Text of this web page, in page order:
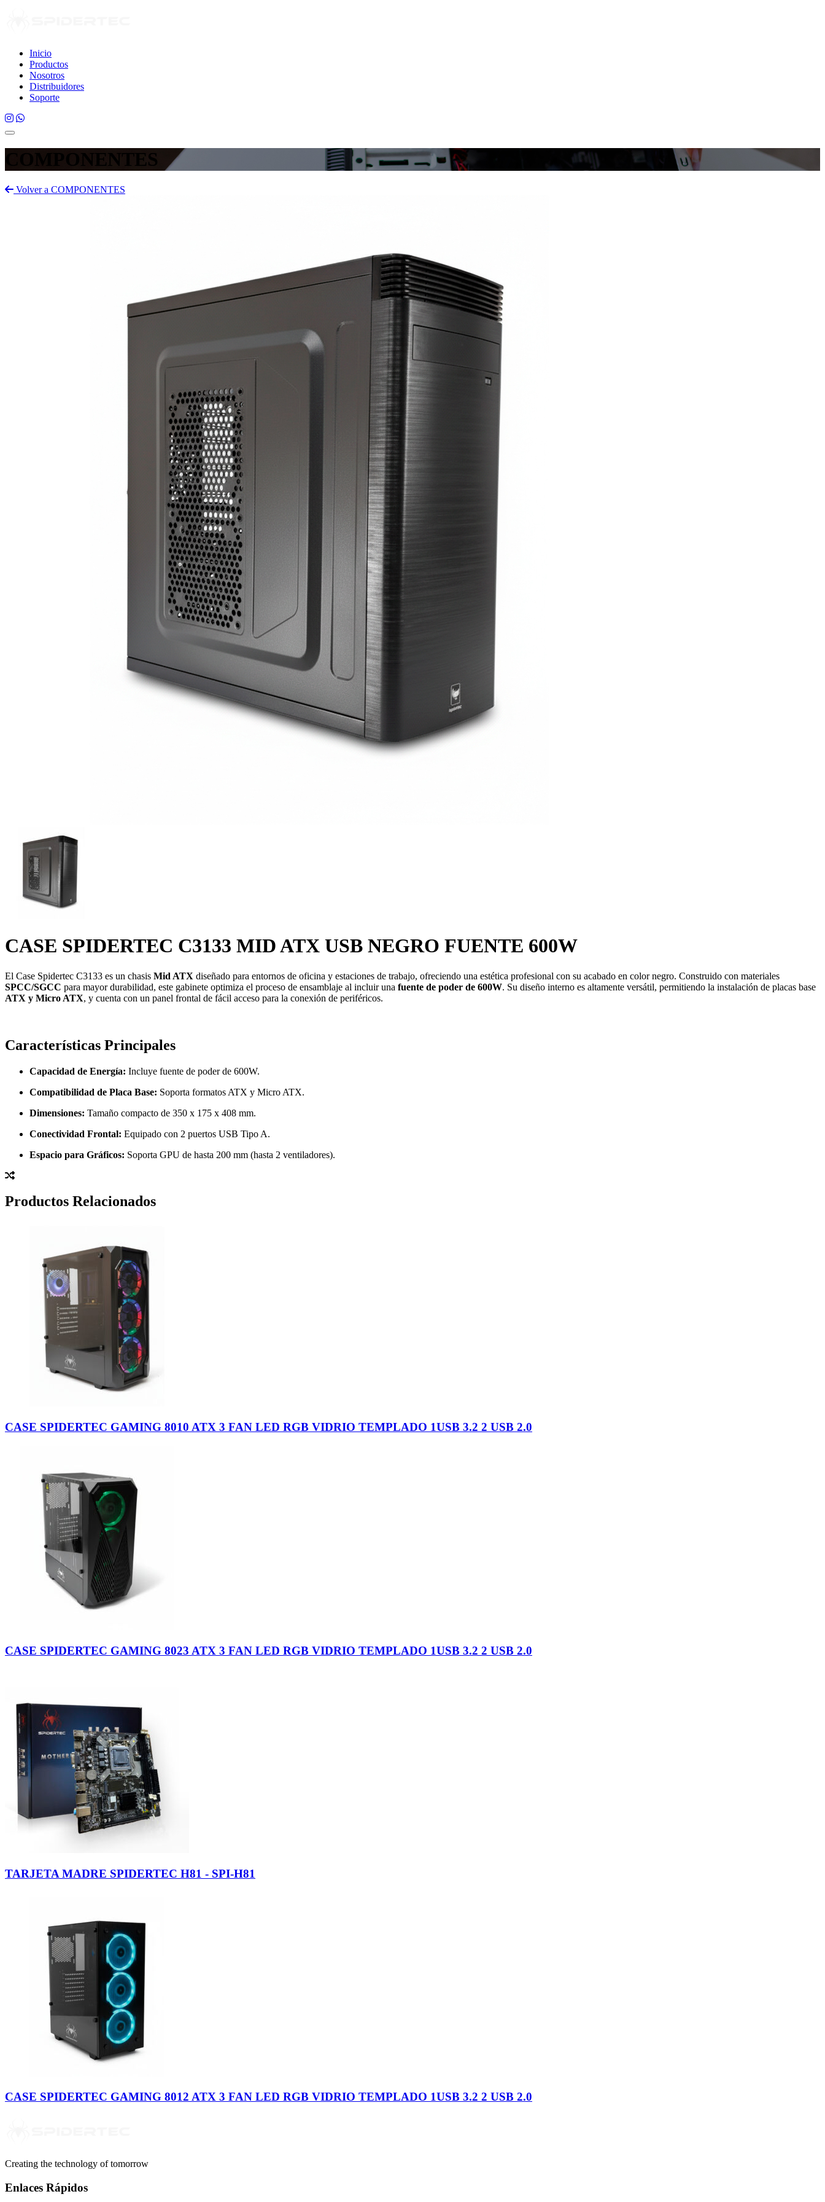
Inicio
Productos
Nosotros
Distribuidores
Soporte
COMPONENTES
Volver a COMPONENTES
CASE SPIDERTEC C3133 MID ATX USB NEGRO FUENTE 600W
El Case Spidertec C3133 es un chasis Mid ATX diseñado para entornos de oficina y estaciones de trabajo, ofreciendo una estética profesional con su acabado en color negro. Construido con materiales
SPCC/SGCC para mayor durabilidad, este gabinete optimiza el proceso de ensamblaje al incluir una fuente de poder de 600W. Su diseño interno es altamente versátil, permitiendo la instalación de placas base
ATX y Micro ATX, y cuenta con un panel frontal de fácil acceso para la conexión de periféricos.
Características Principales
Capacidad de Energía: Incluye fuente de poder de 600W.
Compatibilidad de Placa Base: Soporta formatos ATX y Micro ATX.
Dimensiones: Tamaño compacto de 350 x 175 x 408 mm.
Conectividad Frontal: Equipado con 2 puertos USB Tipo A.
Espacio para Gráficos: Soporta GPU de hasta 200 mm (hasta 2 ventiladores).
Productos Relacionados
CASE SPIDERTEC GAMING 8010 ATX 3 FAN LED RGB VIDRIO TEMPLADO 1USB 3.2 2 USB 2.0
CASE SPIDERTEC GAMING 8023 ATX 3 FAN LED RGB VIDRIO TEMPLADO 1USB 3.2 2 USB 2.0
TARJETA MADRE SPIDERTEC H81 - SPI-H81
CASE SPIDERTEC GAMING 8012 ATX 3 FAN LED RGB VIDRIO TEMPLADO 1USB 3.2 2 USB 2.0
Creating the technology of tomorrow
Enlaces Rápidos